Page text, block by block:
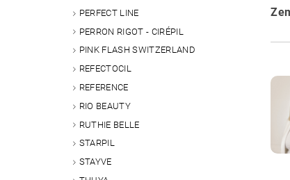
PERFECT LINE
PERRON RIGOT - CIRÉPIL
PINK FLASH SWITZERLAND
REFECTOCIL
REFERENCE
RIO BEAUTY
RUTHIE BELLE
STARPIL
STAYVE